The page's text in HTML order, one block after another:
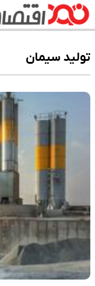
تولید سیمان